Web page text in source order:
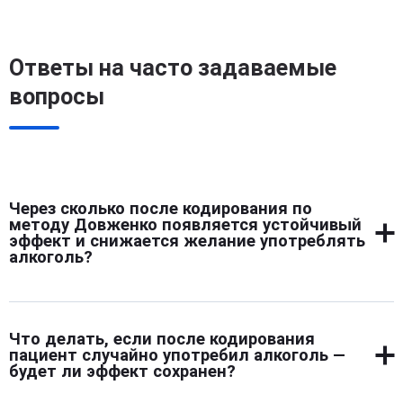
Ответы на часто задаваемые
вопросы
Через сколько после кодирования по
методу Довженко появляется устойчивый
эффект и снижается желание употреблять
алкоголь?
Устойчивый эффект формируется сразу после
течение нескольких дней. В это время внутренние
установки начинают активно работать, и тяга к
Что делать, если после кодирования
пациент случайно употребил алкоголь —
будет ли эффект сохранен?